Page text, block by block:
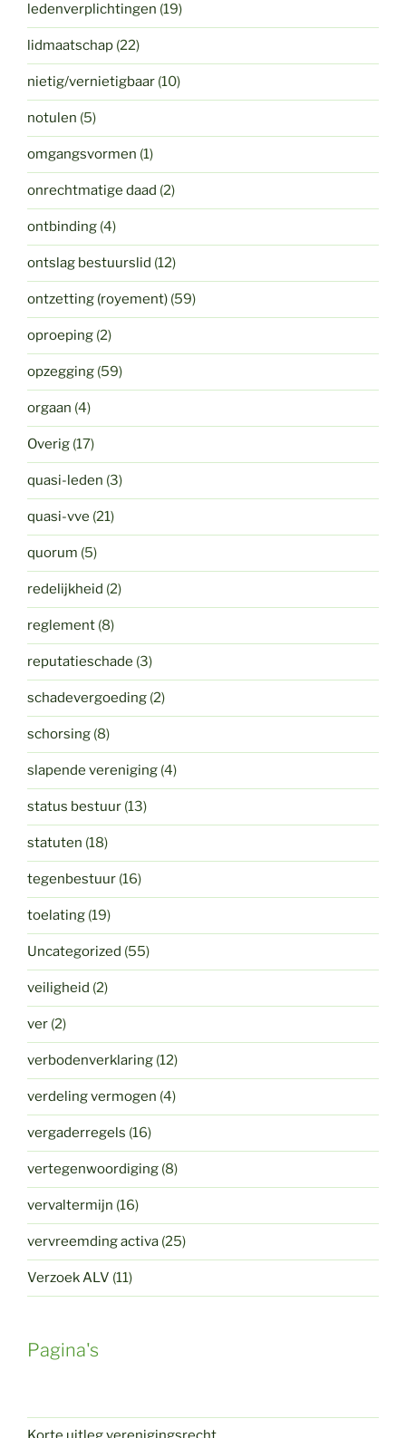
ledenverplichtingen (19)
lidmaatschap (22)
nietig/vernietigbaar (10)
notulen (5)
omgangsvormen (1)
onrechtmatige daad (2)
ontbinding (4)
ontslag bestuurslid (12)
ontzetting (royement) (59)
oproeping (2)
opzegging (59)
orgaan (4)
Overig (17)
quasi-leden (3)
quasi-vve (21)
quorum (5)
redelijkheid (2)
reglement (8)
reputatieschade (3)
schadevergoeding (2)
schorsing (8)
slapende vereniging (4)
status bestuur (13)
statuten (18)
tegenbestuur (16)
toelating (19)
Uncategorized (55)
veiligheid (2)
ver (2)
verbodenverklaring (12)
verdeling vermogen (4)
vergaderregels (16)
vertegenwoordiging (8)
vervaltermijn (16)
vervreemding activa (25)
Verzoek ALV (11)
Pagina's